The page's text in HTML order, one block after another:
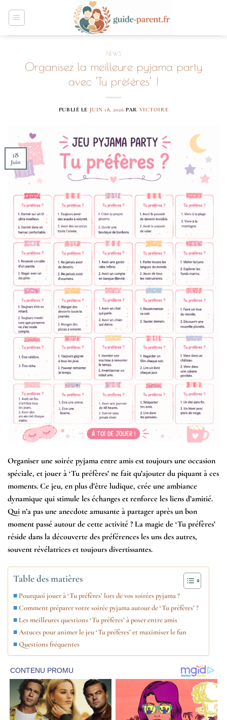
NEWS
Organisez la meilleure pyjama party
avec ‘Tu préfères’ !
PUBLIÉ LE JUIN 18, 2026 PAR VICTOIRE
18
Juin
Organiser une soirée pyjama entre amis est toujours une occasion
spéciale, et jouer à ‘Tu préfères’ ne fait qu’ajouter du piquant à ces
moments. Ce jeu, en plus d’être ludique, crée une ambiance
dynamique qui stimule les échanges et renforce les liens d’amitié.
Qui n’a pas une anecdote amusante à partager après un bon
moment passé autour de cette activité ? La magie de ‘Tu préfères’
réside dans la découverte des préférences les uns des autres,
souvent révélatrices et toujours divertissantes.
Table des matières
Pourquoi jouer à ‘Tu préfères’ lors de vos soirées pyjama ?
Comment préparer votre soirée pyjama autour de ‘Tu préfères’ ?
Les meilleures questions ‘Tu préfères’ à poser entre amis
Astuces pour animer le jeu ‘Tu préfères’ et maximiser le fun
Questions fréquentes